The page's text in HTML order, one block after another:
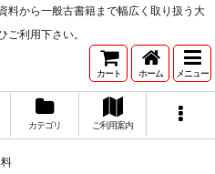
料から一般古書籍まで幅広く取り扱う大
利用下さい。
カート ホーム メニュー
カテゴリ ご利用案内